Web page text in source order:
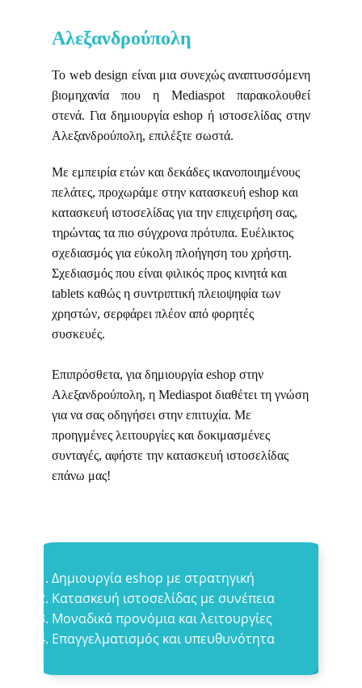
Αλεξανδρούπολη
Το web design είναι μια συνεχώς αναπτυσσόμενη
βιομηχανία που η Mediaspot παρακολουθεί
στενά. Για δημιουργία eshop ή ιστοσελίδας στην
Αλεξανδρούπολη, επιλέξτε σωστά.
Με εμπειρία ετών και δεκάδες ικανοποιημένους
πελάτες, προχωράμε στην κατασκευή eshop και
κατασκευή ιστοσελίδας για την επιχειρήση σας,
τηρώντας τα πιο σύγχρονα πρότυπα. Ευέλικτος
σχεδιασμός για εύκολη πλοήγηση του χρήστη.
Σχεδιασμός που είναι φιλικός προς κινητά και
tablets καθώς η συντριπτική πλειοψηφία των
χρηστών, σερφάρει πλέον από φορητές
συσκευές.
Επιπρόσθετα, για δημιουργία eshop στην
Αλεξανδρούπολη, η Μediaspot διαθέτει τη γνώση
για να σας οδηγήσει στην επιτυχία. Με
προηγμένες λειτουργίες και δοκιμασμένες
συνταγές, αφήστε την κατασκευή ιστοσελίδας
επάνω μας!
Δημιουργία eshop με στρατηγική
Κατασκευή ιστοσελίδας με συνέπεια
Μοναδικά προνόμια και λειτουργίες
Επαγγελματισμός και υπευθυνότητα